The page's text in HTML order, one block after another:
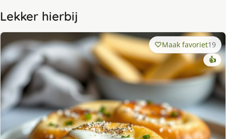
Lekker hierbij
Maak favoriet19
👍